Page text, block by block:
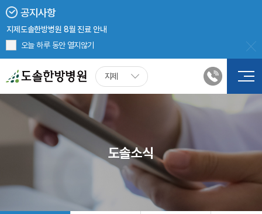
공지사항
지제도솔한방병원 8월 진료 안내
2024년 5월 20일부터 병원 진료 시, 신분증 확인 의무화
보건복지부 <의한협진 의료기관> 선정
지제도솔한방병원 첩약(한약) 처방 시, 건강보험 적용
오늘 하루 동안 열지않기
지제
도솔한방병원
병원장 인사말 브랜드스토리 의료진 소개
비급여진료비
도솔협력병원
공지사항 온라인문의 치료후기 진료예약 채용안내
도솔채널
홍보영상 월간도솔
도솔소식